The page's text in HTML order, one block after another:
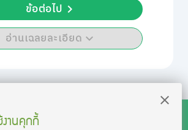
อ่านเฉลยละเอียด
ข้อต่อไป
านคุกกี้